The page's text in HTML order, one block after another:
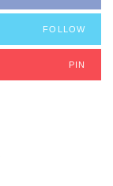
FOLLOW
PIN